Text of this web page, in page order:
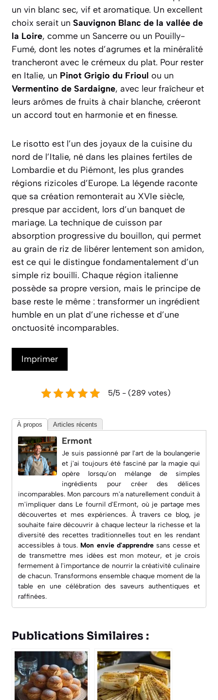
un vin blanc sec, vif et aromatique. Un excellent
choix serait un Sauvignon Blanc de la vallée de
la Loire, comme un Sancerre ou un Pouilly-
Fumé, dont les notes d’agrumes et la minéralité
trancheront avec le crémeux du plat. Pour rester
en Italie, un Pinot Grigio du Frioul ou un
Vermentino de Sardaigne, avec leur fraîcheur et
leurs arômes de fruits à chair blanche, créeront
un accord tout en harmonie et en finesse.
Le risotto est l’un des joyaux de la cuisine du
nord de l’Italie, né dans les plaines fertiles de
Lombardie et du Piémont, les plus grandes
régions rizicoles d’Europe. La légende raconte
que sa création remonterait au XVIe siècle,
presque par accident, lors d’un banquet de
mariage. La technique de cuisson par
absorption progressive du bouillon, qui permet
au grain de riz de libérer lentement son amidon,
est ce qui le distingue fondamentalement d’un
simple riz bouilli. Chaque région italienne
possède sa propre version, mais le principe de
base reste le même : transformer un ingrédient
humble en un plat d’une richesse et d’une
onctuosité incomparables.
Imprimer
5/5 - (289 votes)
À propos Articles récents
Ermont
Je suis passionné par l'art de la boulangerie
et j'ai toujours été fasciné par la magie qui
opère lorsqu'on mélange de simples
ingrédients pour créer des délices
incomparables. Mon parcours m'a naturellement conduit à
m'impliquer dans Le fournil d'Ermont, où je partage mes
découvertes et mes expériences. À travers ce blog, je
souhaite faire découvrir à chaque lecteur la richesse et la
diversité des recettes traditionnelles tout en les rendant
accessibles à tous. Mon envie d'apprendresans cesse et
de transmettre mes idées est mon moteur, et je crois
fermement à l'importance de nourrir la créativité culinaire
de chacun. Transformons ensemble chaque moment de la
table en une célébration des saveurs authentiques et
raffinées.
Publications Similaires :